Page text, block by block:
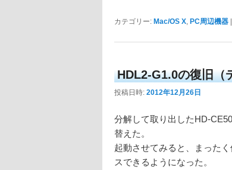
カテゴリー: Mac/OS X, PC周辺機器
HDL2-G1.0の復旧（
投稿日時: 2012年12月26日
分解して取り出したHD-
替えた。
起動させてみると、まった
スできるようになった。